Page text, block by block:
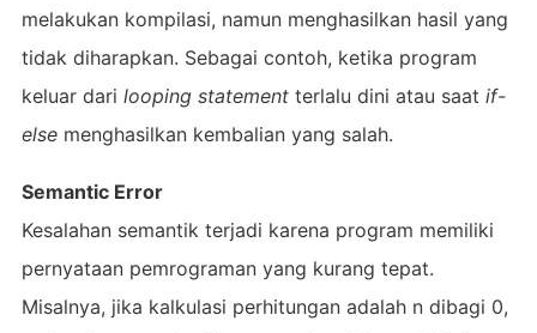
melakukan kompilasi, namun menghasilkan hasil yang
tidak diharapkan. Sebagai contoh, ketika program
keluar dari looping statement terlalu dini atau saat if-
else menghasilkan kembalian yang salah.
Semantic Error
Kesalahan semantik terjadi karena program memiliki
pernyataan pemrograman yang kurang tepat.
Misalnya, jika kalkulasi perhitungan adalah n dibagi 0,